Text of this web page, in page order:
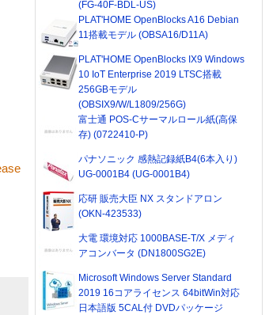
(FG-40F-BDL-US)
PLAT'HOME OpenBlocks A16 Debian
11搭載モデル (OBSA16/D11A)
PLAT'HOME OpenBlocks IX9 Windows
10 IoT Enterprise 2019 LTSC搭載
256GBモデル
(OBSIX9/W/L1809/256G)
富士通 POS-Cサーマルロール紙(高保
存) (0722410-P)
パナソニック 感熱記録紙B4(6本入り)
UG-0001B4 (UG-0001B4)
応研 販売大臣 NX スタンドアロン
(OKN-423533)
大電 環境対応 1000BASE-T/X メディ
アコンバータ (DN1800SG2E)
Microsoft Windows Server Standard
2019 16コアライセンス 64bitWin対応
日本語版 5CAL付 DVDパッケージ